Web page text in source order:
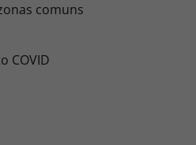
comuns
COVID